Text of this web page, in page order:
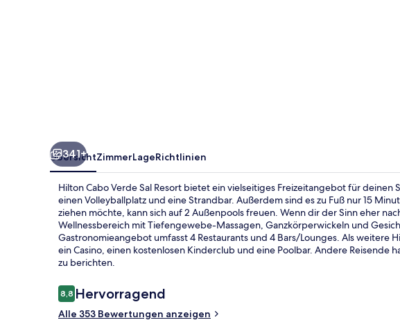
341+
ÜbersichtZimmerLageRichtlinien
Hilton Cabo Verde Sal Resort bietet ein vielseitiges Freizeitangebot für deinen
einen Volleyballplatz und eine Strandbar. Außerdem sind es zu Fuß nur 15
ziehen möchte, kann sich auf 2 Außenpools freuen. Wenn dir der Sinn eher
Wellnessbereich mit Tiefengewebe-Massagen, Ganzkörperwickeln und
Gastronomieangebot umfasst 4 Restaurants und 4 Bars/Lounges. Als weitere
ein Casino, einen kostenlosen Kinderclub und eine Poolbar. Andere Reisende
zu berichten.
Bewertungen
8,88,8 von 10.
Hervorragend
Alle 353 Bewertungen anzeigen